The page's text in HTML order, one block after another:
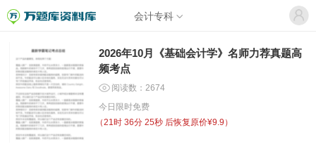
会计专科
2026年10月《基础会计学》名师力荐真题高
频考点
阅读数：2674
今日限时免费
（21时 36分 25秒 后恢复原价¥9.9）